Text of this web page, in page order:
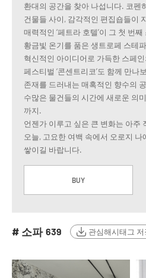
환대의 공간을 찾아 나섭니다. 코펜
건물들 사이, 감각적인 편집숍들이
매력적인 ‘페트라 호텔’이 그 첫 번
황금빛 온기를 품은 생트로페 스테
혁신적인 아이디어로 가득한 스페
페스티벌 ‘콘센트리코’도 함께 만나
존재를 드러내는 매혹적인 향수의
수많은 물건들의 시간에 새로운 의
까지.
언젠가 이루고 싶은 큰 변화는 아주
오늘, 고요한 여백 속에서 오로지 나
쌓이길 바랍니다.
BUY
# 소파 639 관심해시태그 저